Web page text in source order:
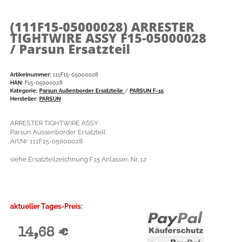
(111F15-05000028) ARRESTER
TIGHTWIRE ASSY F15-05000028
/ Parsun Ersatzteil
Artikelnummer: 111F15-05000028
HAN: F15-05000028
Kategorie: Parsun Außenborder Ersatzteile / PARSUN F-15
Hersteller: PARSUN
ARRESTER TIGHTWIRE ASSY
Parsun Aussenborder Ersatzteil
Art.Nr. 111F15-05000028
siehe Ersatzteilzeichnung F15 Anlasser, Nr. 12
aktueller Tages-Preis:
14,68 €